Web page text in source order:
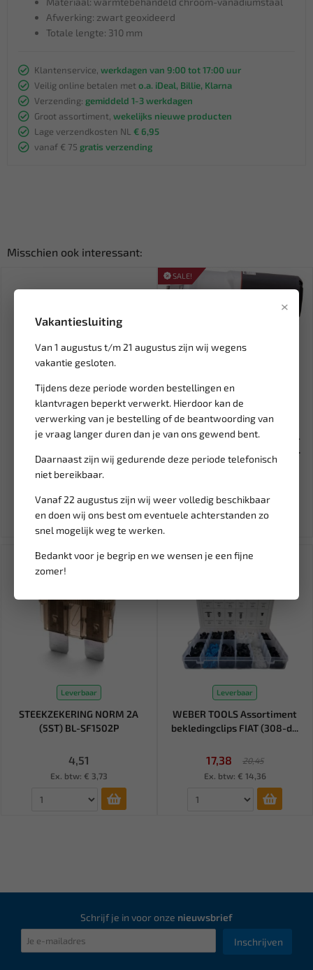
×
Vakantiesluiting
Van 1 augustus t/m 21 augustus zijn wij wegens
vakantie gesloten.
Tijdens deze periode worden bestellingen en
klantvragen beperkt verwerkt. Hierdoor kan de
verwerking van je bestelling of de beantwoording van
je vraag langer duren dan je van ons gewend bent.
Daarnaast zijn wij gedurende deze periode telefonisch
niet bereikbaar.
Vanaf 22 augustus zijn wij weer volledig beschikbaar
en doen wij ons best om eventuele achterstanden zo
snel mogelijk weg te werken.
Bedankt voor je begrip en we wensen je een fijne
zomer!
Afwerking: zwart geoxideerd
Totale lengte: 310 mm
Klantenservice, werkdagen van 9:00 tot 17:00 uur
Veilig online betalen met o.a. iDeal, Billie, Klarna
Verzending: gemiddeld 1-3 werkdagen
Groot assortiment, wekelijks nieuwe producten
Lage verzendkosten NL € 6,95
vanaf € 75 gratis verzending
Misschien ook interessant:
Leverbaar
WEBER TOOLS Universele
WT-...
24,08
Ex. btw: € 19,90
SALE!
Leverbaar
RODAC 1/2" Slagmoersleutel
Twin Hammer 1054 Nm RC2...
Ex. btw: € 213,75
Leverbaar
STEEKZEKERING NORM 2A
(5ST) BL-SF1502P
4,51
Ex. btw: € 3,73
SALE!
Leverbaar
WEBER TOOLS Assortiment
bekledingclips FIAT (308-d...
17,38
20,45
Ex. btw: € 14,36
Schrijf je in voor onze nieuwsbrief
Inschrijven